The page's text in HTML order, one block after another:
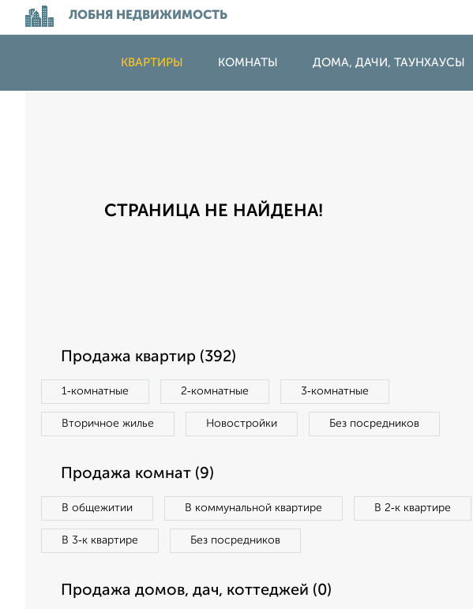
ЛОБНЯ НЕДВИЖИМОСТЬ
КВАРТИРЫ КОМНАТЫ ДОМА, ДАЧИ, ТАУНХАУСЫ
СТРАНИЦА НЕ НАЙДЕНА!
Продажа квартир (392)
1‑комнатные 2‑комнатные 3‑комнатные
Вторичное жилье Новостройки Без посредников
Продажа комнат (9)
В общежитии В коммунальной квартире В 2‑к квартире
В 3‑к квартире Без посредников
Продажа домов, дач, коттеджей (0)